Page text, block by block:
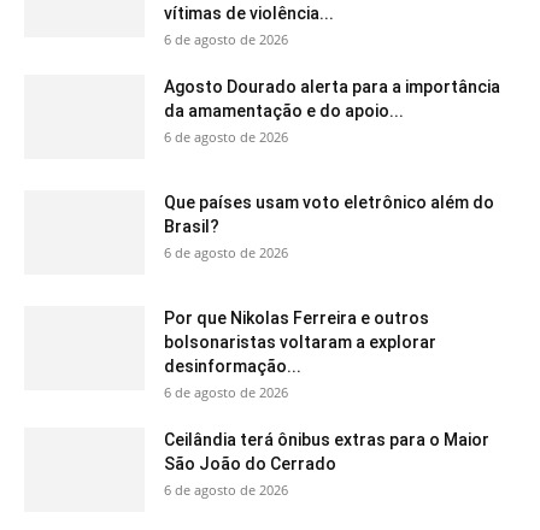
vítimas de violência...
6 de agosto de 2026
Agosto Dourado alerta para a importância
da amamentação e do apoio...
6 de agosto de 2026
Que países usam voto eletrônico além do
Brasil?
6 de agosto de 2026
Por que Nikolas Ferreira e outros
bolsonaristas voltaram a explorar
desinformação...
6 de agosto de 2026
Ceilândia terá ônibus extras para o Maior
São João do Cerrado
6 de agosto de 2026